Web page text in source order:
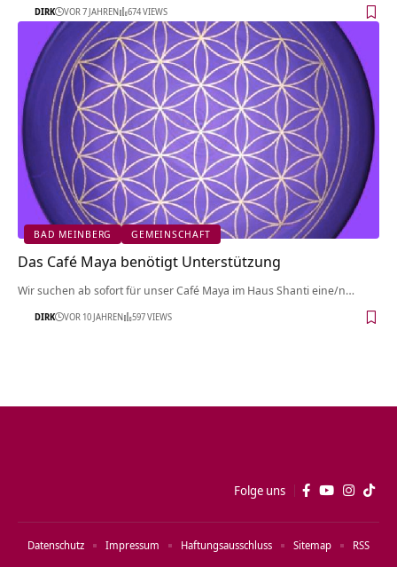
DIRK VOR 7 JAHREN 674 VIEWS
BAD MEINBERG GEMEINSCHAFT
Das Café Maya benötigt Unterstützung
Wir suchen ab sofort für unser Café Maya im Haus Shanti eine/n…
DIRK VOR 10 JAHREN 597 VIEWS
Folge uns
Datenschutz Impressum Haftungsausschluss Sitemap RSS